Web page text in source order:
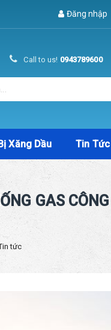
Đăng nhập
Call to us! 0943789600
Xăng Dầu Tin Tức
GAS
tức